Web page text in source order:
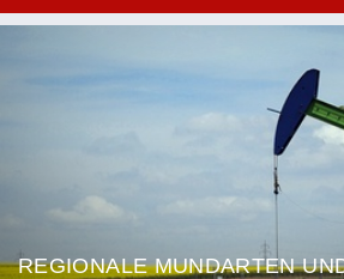
REGIONALE MUNDARTEN